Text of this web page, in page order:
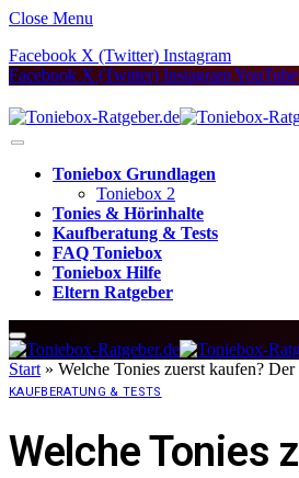
Close Menu
Facebook X (Twitter) Instagram
Facebook X (Twitter) InstagramYouTube
Toniebox Grundlagen
Toniebox 2
Tonies & Hörinhalte
Kaufberatung & Tests
FAQ Toniebox
Toniebox Hilfe
Eltern Ratgeber
Start » Welche Tonies zuerst kaufen?
KAUFBERATUNG & TESTS
Welche Tonies